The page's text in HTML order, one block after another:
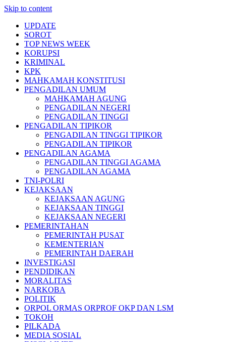
Skip to content
UPDATE
SOROT
TOP NEWS WEEK
KORUPSI
KRIMINAL
KPK
MAHKAMAH KONSTITUSI
PENGADILAN UMUM
MAHKAMAH AGUNG
PENGADILAN NEGERI
PENGADILAN TINGGI
PENGADILAN TIPIKOR
PENGADILAN TINGGI TIPIKOR
PENGADILAN TIPIKOR
PENGADILAN AGAMA
PENGADILAN TINGGI AGAMA
PENGADILAN AGAMA
TNI-POLRI
KEJAKSAAN
KEJAKSAAN AGUNG
KEJAKSAAN TINGGI
KEJAKSAAN NEGERI
PEMERINTAHAN
PEMERINTAH PUSAT
KEMENTERIAN
PEMERINTAH DAERAH
INVESTIGASI
PENDIDIKAN
MORALITAS
NARKOBA
POLITIK
ORPOL ORMAS ORPROF OKP DAN LSM
TOKOH
PILKADA
MEDIA SOSIAL